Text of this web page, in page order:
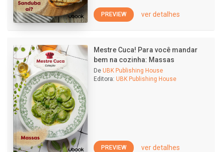
PREVIEW ver detalhes
Mestre Cuca! Para você mandar
bem na cozinha: Massas
De UBK Publishing House
Editora: UBK Publishing House
PREVIEW ver detalhes